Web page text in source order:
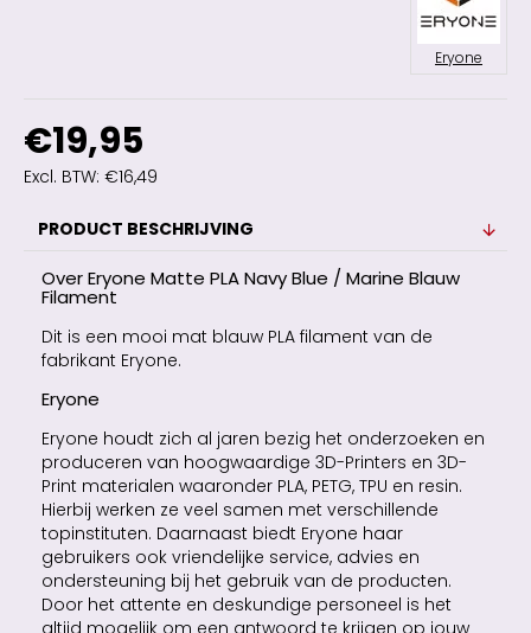
€19,95
Excl. BTW: €16,49
Eryone
PRODUCT BESCHRIJVING
Over Eryone Matte PLA Navy Blue / Marine Blauw
Filament
Dit is een mooi mat blauw PLA filament van de
fabrikant Eryone.
Eryone
Eryone houdt zich al jaren bezig het onderzoeken en
produceren van hoogwaardige 3D-Printers en 3D-
Print materialen waaronder PLA, PETG, TPU en resin.
Hierbij werken ze veel samen met verschillende
topinstituten. Daarnaast biedt Eryone haar
gebruikers ook vriendelijke service, advies en
ondersteuning bij het gebruik van de producten.
Door het attente en deskundige personeel is het
altijd mogelijk om een antwoord te krijgen op jouw